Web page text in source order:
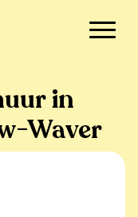
in
Waver